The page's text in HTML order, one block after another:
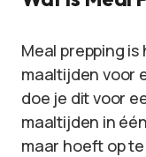
Meal prepping
maaltijden voor
doe je dit voor
maaltijden in
maar hoeft op